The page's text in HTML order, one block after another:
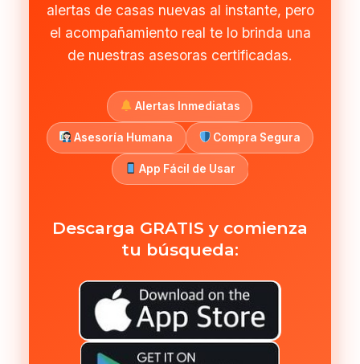
alertas de casas nuevas al instante, pero
el acompañamiento real te lo brinda una
de nuestras asesoras certificadas.
Alertas Inmediatas
Asesoría Humana Compra Segura
App Fácil de Usar
Descarga GRATIS y comienza
tu búsqueda: